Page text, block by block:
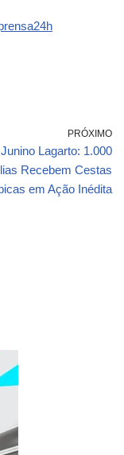
PRÓXIMO
Lagarto: 1.000
Recebem Cestas
em Ação Inédita